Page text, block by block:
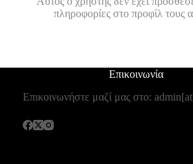
πληροφορίες στο προφίλ τους
Επικοινωνία
Επικοινωνήστε μαζί μας στο: